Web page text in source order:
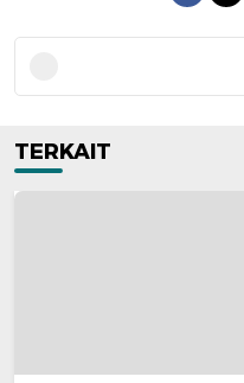
TERKAIT